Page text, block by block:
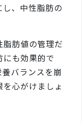
、中性脂肪の
肪値の管理だ
も効果的で
バランスを崩
心がけましょ